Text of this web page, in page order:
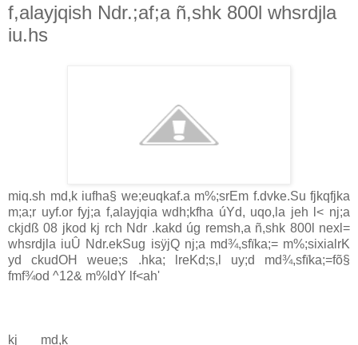
f,alayjqish Ndr.;af;a ñ,shk 800l whsrdjla
iu.hs
miq.sh md,k iufha§ we;euqkaf.a m%;srEm f.dvke.Su fjkqfjka
m;a;r uyf.or fyj;a f,alayjqia wdh;kfha úYd, uqo,la jeh l< nj;a
ckjdß 08 jkod kj rch Ndr .kakd úg remsh,a ñ,shk 800l nexl=
whsrdjla iuÛ Ndr.ekSug isÿjQ nj;a md¾,sfïka;= m%;sixialrK
yd ckudOH weue;s .hka; lreKd;s,l uy;d md¾,sfïka;=fõ§
fmf¾od ^12& m%ldY lf<ah'
kj md,k